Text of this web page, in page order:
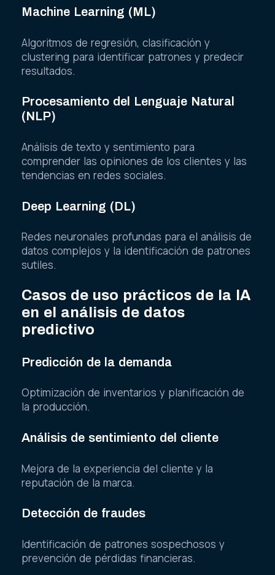
Machine Learning (ML)
Algoritmos de regresión, clasificación y
clustering para identificar patrones y predecir
resultados.
Procesamiento del Lenguaje Natural
(NLP)
Análisis de texto y sentimiento para
comprender las opiniones de los clientes y las
tendencias en redes sociales.
Deep Learning (DL)
Redes neuronales profundas para el análisis de
datos complejos y la identificación de patrones
sutiles.
Casos de uso prácticos de la IA
en el análisis de datos
predictivo
Predicción de la demanda
Optimización de inventarios y planificación de
la producción.
Análisis de sentimiento del cliente
Mejora de la experiencia del cliente y la
reputación de la marca.
Detección de fraudes
Identificación de patrones sospechosos y
prevención de pérdidas financieras.